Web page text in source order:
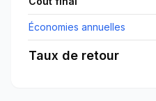
Économies annuelles
Taux de retour